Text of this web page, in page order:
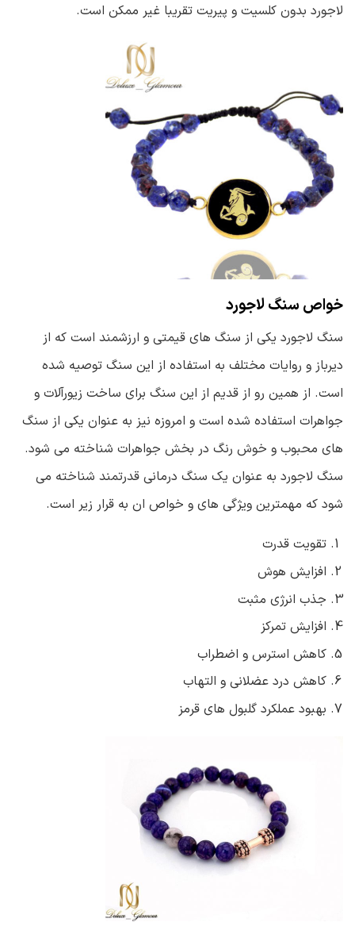
لاجورد بدون کلسیت و پیریت تقریبا غیر ممکن است.
خواص سنگ لاجورد
سنگ لاجورد یکی از سنگ های قیمتی و ارزشمند است که از
دیرباز و روایات مختلف به استفاده از این سنگ توصیه شده
است. از همین رو از قدیم از این سنگ برای ساخت زیورآلات و
جواهرات استفاده شده است و امروزه نیز به عنوان یکی از سنگ
های محبوب و خوش رنگ در بخش جواهرات شناخته می شود.
سنگ لاجورد به عنوان یک سنگ درمانی قدرتمند شناخته می
شود که مهمترین ویژگی های و خواص ان به قرار زیر است.
تقویت قدرت
افزایش هوش
جذب انرژی مثبت
افزایش تمرکز
کاهش استرس و اضطراب
کاهش درد عضلانی و التهاب
بهبود عملکرد گلبول های قرمز